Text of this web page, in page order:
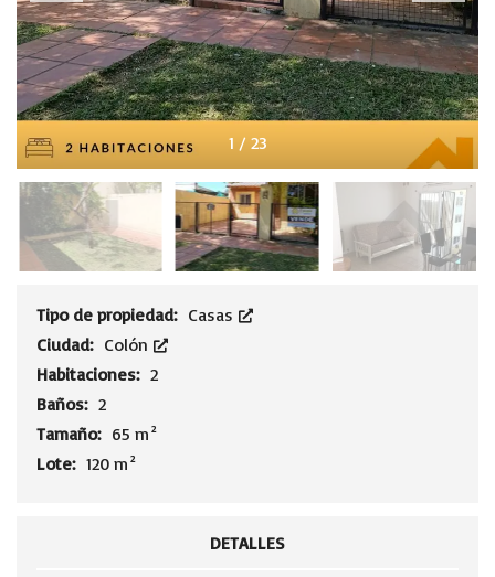
1 / 23
Tipo de propiedad: Casas
Ciudad: Colón
Habitaciones: 2
Baños: 2
Tamaño: 65 m²
Lote: 120 m²
DETALLES